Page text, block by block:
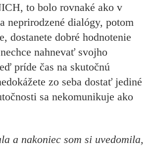
to bolo rovnaké ako v
neprirodzené dialógy, potom
dostanete dobré hodnotenie
nahnevať svojho
príde čas na skutočnú
zo seba dostať jediné
sa nekomunikuje ako
a nakoniec som si uvedomila,